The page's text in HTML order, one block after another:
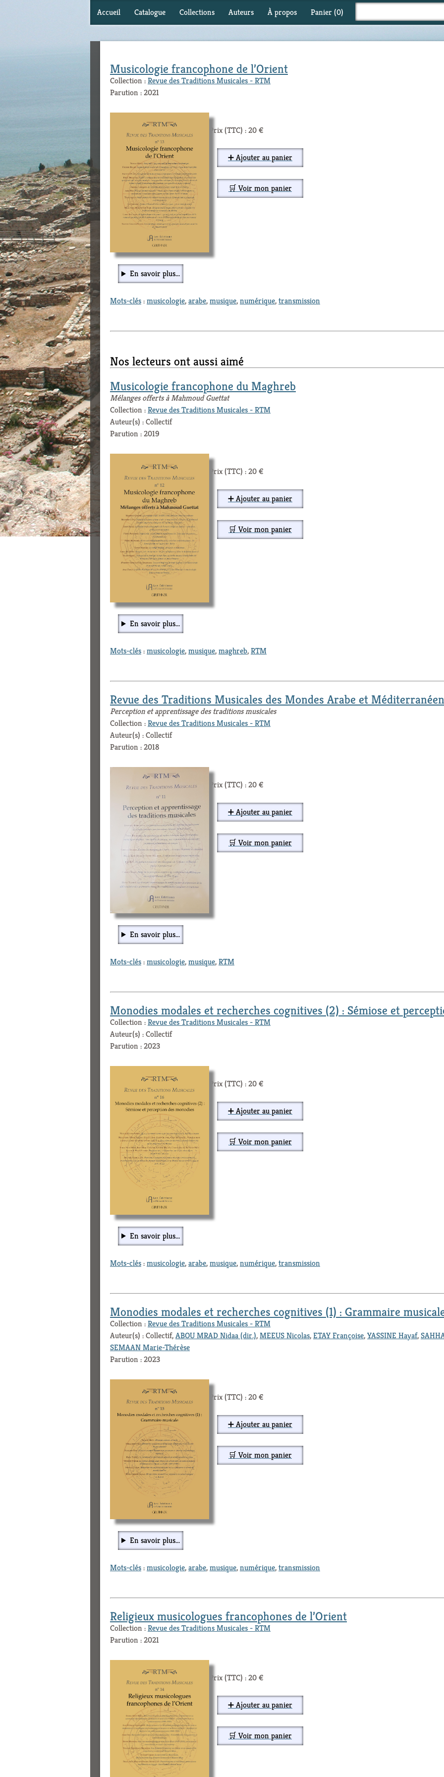
Accueil Catalogue Collections Auteurs À propos Panier (0)
Musicologie francophone de l’Orient
Collection :Revue des Traditions Musicales - RTM
Parution : 2021
Prix (TTC) : 20 €
➕ Ajouter au panier
🛒 Voir mon panier
En savoir plus...
Mots-clés:musicologie,arabe,musique,numérique,transmission
Nos lecteurs ont aussi aimé
Musicologie francophone du Maghreb
Mélanges offerts à Mahmoud Guettat
Collection :Revue des Traditions Musicales - RTM
Auteur(s) : Collectif
Parution : 2019
Prix (TTC) : 20 €
➕ Ajouter au panier
🛒 Voir mon panier
En savoir plus...
Mots-clés:musicologie,musique,maghreb,RTM
Revue des Traditions Musicales des Mondes Arabe et Méditerranéen
Perception et apprentissage des traditions musicales
Collection :Revue des Traditions Musicales - RTM
Auteur(s) : Collectif
Parution : 2018
Prix (TTC) : 20 €
➕ Ajouter au panier
🛒 Voir mon panier
En savoir plus...
Mots-clés:musicologie,musique,RTM
Monodies modales et recherches cognitives (2) : Sémiose et
Collection :Revue des Traditions Musicales - RTM
Auteur(s) : Collectif
Parution : 2023
Prix (TTC) : 20 €
➕ Ajouter au panier
🛒 Voir mon panier
En savoir plus...
Mots-clés:musicologie,arabe,musique,numérique,transmission
Monodies modales et recherches cognitives (1) : Grammaire
Collection :Revue des Traditions Musicales - RTM
Auteur(s) : Collectif,ABOU MRAD Nidaa (dir.),MEEUS Nicolas,ETAY Françoise,YASSINE Hayaf,
SEMAAN Marie-Thérèse
Parution : 2023
Prix (TTC) : 20 €
➕ Ajouter au panier
🛒 Voir mon panier
En savoir plus...
Mots-clés:musicologie,arabe,musique,numérique,transmission
Religieux musicologues francophones de l’Orient
Collection :Revue des Traditions Musicales - RTM
Parution : 2021
Prix (TTC) : 20 €
➕ Ajouter au panier
🛒 Voir mon panier